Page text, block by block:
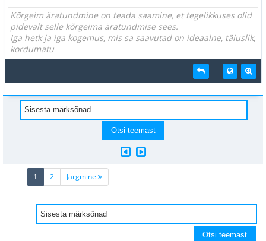
Kõrgeim äratundmine on teada saamine, et tegelikkuses olid
pidevalt selle kõrgeima äratundmise sees.
Iga hetk ja iga kogemus, mis sa saavutad on ideaalne, täiuslik,
kordumatu
1 (current)
2 Järgmine